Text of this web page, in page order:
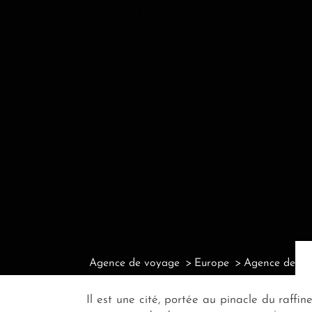
Agence de voyage Europe Agence de
Il est une cité, portée au pinacle du